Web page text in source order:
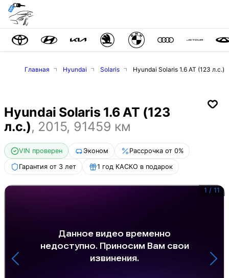
Главная Hyundai Solaris Hyundai Solaris 1.6 AT (123 л.с.)
Hyundai Solaris 1.6 AT (123
л.с.), 2015, 91459 км
VIN проверен Эконом Рассрочка от 0%
Гарантия от 3 лет 1 год КАСКО в подарок
1 / 11